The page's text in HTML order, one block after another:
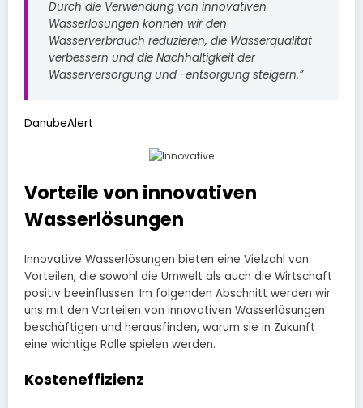
Durch die Verwendung von innovativen
Wasserlösungen können wir den
Wasserverbrauch reduzieren, die Wasserqualität
verbessern und die Nachhaltigkeit der
Wasserversorgung und -entsorgung steigern.”
DanubeAlert
Vorteile von innovativen
Wasserlösungen
Innovative Wasserlösungen bieten eine Vielzahl von
Vorteilen, die sowohl die Umwelt als auch die Wirtschaft
positiv beeinflussen. Im folgenden Abschnitt werden wir
uns mit den Vorteilen von innovativen Wasserlösungen
beschäftigen und herausfinden, warum sie in Zukunft
eine wichtige Rolle spielen werden.
Kosteneffizienz